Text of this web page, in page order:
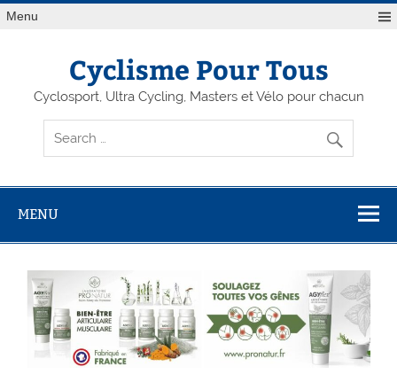
Menu
Cyclisme Pour Tous
Cyclosport, Ultra Cycling, Masters et Vélo pour chacun
MENU